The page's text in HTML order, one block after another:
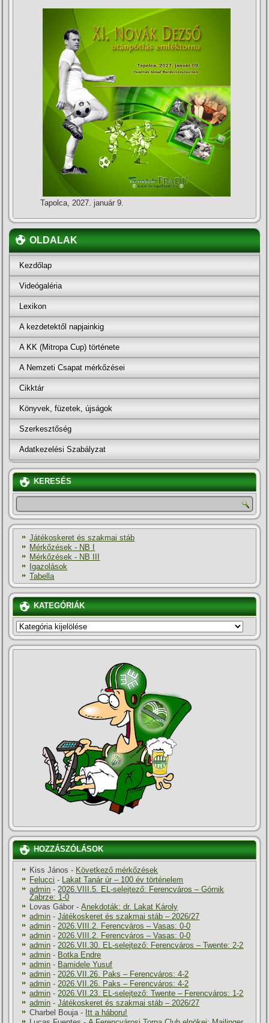
Tapolca, 2027. január 9.
OLDALAK
Kezdőlap
Videógaléria
Lexikon
A kezdetektől napjainkig
A KK (Mitropa Cup) története
A Nemzeti Csapat mérkőzései
Cikktár
Könyvek, füzetek, újságok
Szerkesztőség
Adatkezelési Szabályzat
KERESÉS
Játékoskeret és szakmai stáb
Mérkőzések - NB I
Mérkőzések - NB III
Igazolások
Tabella
KATEGÓRIÁK
KATEGÓRIÁK
HOZZÁSZÓLÁSOK
Kiss János - Következő mérkőzések
Felucci - Lakat Tanár úr – 100 év történelem
admin -2026.VIII.5. EL-selejtező: Ferencváros – Górnik
Zabrze: 1-0
Lovas Gábor -Anekdoták: dr. Lakat Károly
admin -Játékoskeret és szakmai stáb – 2026/27
admin -2026.VIII.2. Ferencváros – Vasas: 0-0
admin -2026.VIII.2. Ferencváros – Vasas: 0-0
admin -2026.VII.30. EL-selejtező: Ferencváros – Twente: 2-2
admin - Botka Endre
admin - Bamidele Yusuf
admin -2026.VII.26. Paks – Ferencváros: 4-2
admin -2026.VII.26. Paks – Ferencváros: 4-2
admin -2026.VII.23. EL-selejtező: Twente – Ferencváros: 1-2
admin -Játékoskeret és szakmai stáb – 2026/27
Charbel Bouja- Itt a háboru!